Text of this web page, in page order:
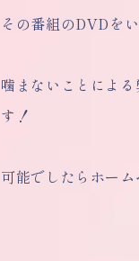
その番組のDVDを
噛まないことによ
す！
可能でしたらホー